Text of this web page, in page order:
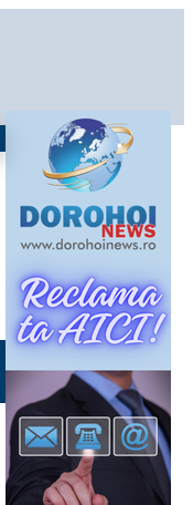
pe 1 septembrie: